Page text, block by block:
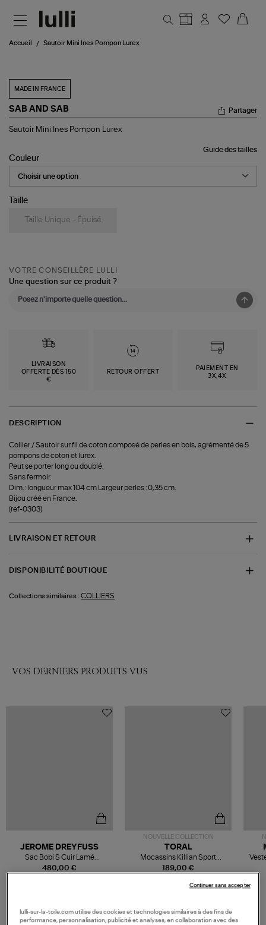
Accueil Sautoir Mini Ines Pompon Lurex
MADE IN FRANCE
SAB AND SAB
Sautoir
Pompon
Lurex
Partager
Sautoir Mini Ines Pompon Lurex
Guide des tailles
Couleur
Taille
Taille Unique - Épuisé
VOTRE CONSEILLÈRE LULLI
Une question sur ce produit ?
LIVRAISON
OFFERTE DÈS 150
€
RETOUR OFFERT
PAIEMENT EN
3X,4X
DESCRIPTION
Collier / Sautoir sur fil de coton composé de perles en bois, agrémenté de 5
pompons de coton et lurex.
Peut se porter long ou doublé.
Sans fermoir.
Dim. : longueur max 104 cm Largeur perles : 0,35 cm.
Bijou créé en France.
(ref-0303)
LIVRAISON ET RETOUR
DISPONIBILITÉ BOUTIQUE
Collections similaires : COLLIERS
VOS DERNIERS PRODUITS VUS
480,00 €
JEROME DREYFUSS
Sac Bobi S Cuir Lamé
Champagne
NOUVELLE COLLECTION
189,00 €
TORAL
Mocassins Killian Sport
Mousse
lulli-sur-la-toile.com utilise des cookies et technologies similaires à des fins de
performance, personnalisation, publicité et analyses, en collaboration avec des
Continuer sans accepter